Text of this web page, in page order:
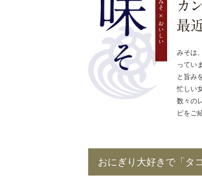
みそは
ってい
と旨み
忙しい
数々の
ピをご
おにぎり大好きで「タ